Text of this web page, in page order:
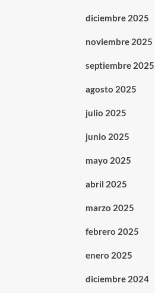
diciembre 2025
noviembre 2025
septiembre 2025
agosto 2025
julio 2025
junio 2025
mayo 2025
abril 2025
marzo 2025
febrero 2025
enero 2025
diciembre 2024